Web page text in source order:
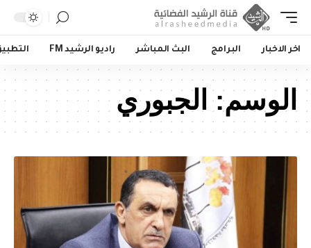
اخر الاخبار البرامج البث المباشر راديو الرشيد FM
الوسم: الجبوري